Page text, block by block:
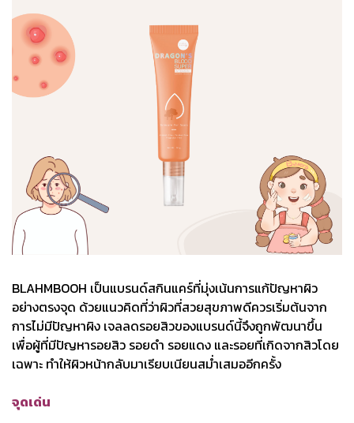
BLAHMBOOH เป็นแบรนด์สกินแคร์ที่มุ่งเน้นการแก้ปัญหาผิว
อย่างตรงจุด ด้วยแนวคิดที่ว่าผิวที่สวยสุขภาพดีควรเริ่มต้นจาก
การไม่มีปัญหาผิง เจลลดรอยสิวของแบรนด์นี้จึงถูกพัฒนาขึ้น
เพื่อผู้ที่มีปัญหารอยสิว รอยดำ รอยแดง และรอยที่เกิดจากสิวโดย
เฉพาะ ทำให้ผิวหน้ากลับมาเรียบเนียนสม่ำเสมออีกครั้ง
จุดเด่น